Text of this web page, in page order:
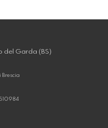
del Garda (BS)
Brescia